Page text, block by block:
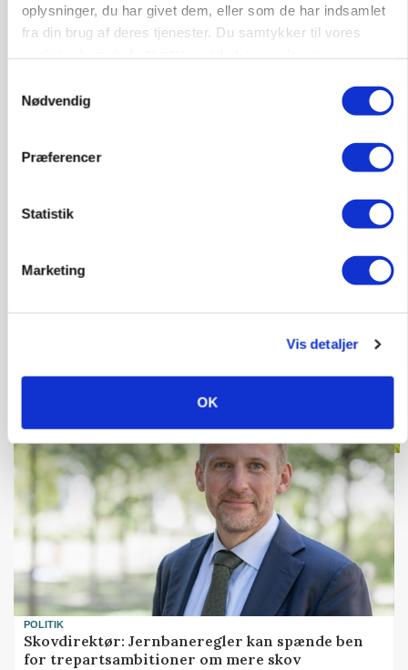
oplysninger, du har givet dem, eller som de har indsamlet
fra din brug af deres tjenester. Du samtykker til vores
Nødvendig
Præferencer
Statistik
Marketing
Vis detaljer
OK
Stærkt år for griseformand: Overskud nærmer
»Som at få Mona Lisa som nabo«: -
Jernbaneregler er forældede og bør laves om,
Loading...
POLITIK
Skovdirektør: Jernbaneregler kan spænde ben
for trepartsambitioner om mere skov